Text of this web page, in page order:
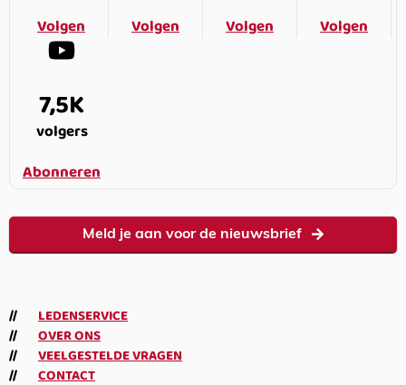
Volgen
Volgen
Volgen
Volgen
7,5K
volgers
Abonneren
Meld je aan voor de nieuwsbrief
LEDENSERVICE
OVER ONS
VEELGESTELDE VRAGEN
CONTACT